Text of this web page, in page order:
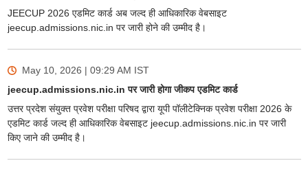
JEECUP 2026 एडमिट कार्ड अब जल्द ही आधिकारिक वेबसाइट
jeecup.admissions.nic.in पर जारी होने की उम्मीद है।
May 10, 2026 | 09:29 AM IST
jeecup.admissions.nic.in पर जारी होगा जीकप एडमिट कार्ड
उत्तर प्रदेश संयुक्त प्रवेश परीक्षा परिषद द्वारा यूपी पॉलीटेक्निक प्रवेश परीक्षा 2026 के
एडमिट कार्ड जल्द ही आधिकारिक वेबसाइट jeecup.admissions.nic.in पर जारी
किए जाने की उम्मीद है।